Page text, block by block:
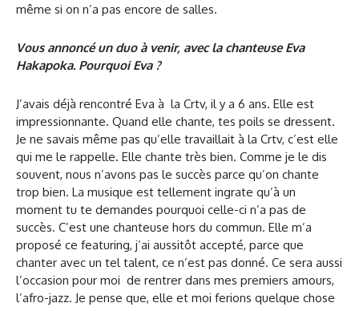
même si on n’a pas encore de salles.
Vous annoncé un duo à venir, avec la chanteuse Eva
Hakapoka. Pourquoi Eva ?
J’avais déjà rencontré Eva à la Crtv, il y a 6 ans. Elle est
impressionnante. Quand elle chante, tes poils se dressent.
Je ne savais même pas qu’elle travaillait à la Crtv, c’est elle
qui me le rappelle. Elle chante très bien. Comme je le dis
souvent, nous n’avons pas le succès parce qu’on chante
trop bien. La musique est tellement ingrate qu’à un
moment tu te demandes pourquoi celle-ci n’a pas de
succès. C’est une chanteuse hors du commun. Elle m’a
proposé ce featuring, j’ai aussitôt accepté, parce que
chanter avec un tel talent, ce n’est pas donné. Ce sera aussi
l’occasion pour moi de rentrer dans mes premiers amours,
l’afro-jazz. Je pense que, elle et moi ferions quelque chose